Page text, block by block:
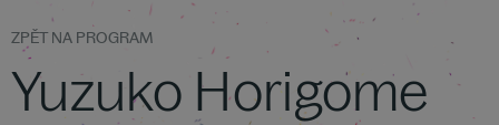
ZPĚT NA PROGRAM
Yuzuko Horigome